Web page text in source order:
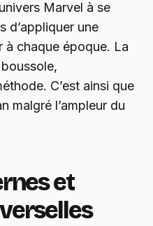
Marvel à se
d’appliquer une
à chaque époque. La
C’est ainsi que
malgré l’ampleur du
et